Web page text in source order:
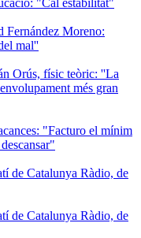
"Cal estabilitat"
Fernández Moreno:
mal''
Orús, físic teòric: ''La
més gran
"Facturo el mínim
de Catalunya Ràdio, de
de Catalunya Ràdio, de